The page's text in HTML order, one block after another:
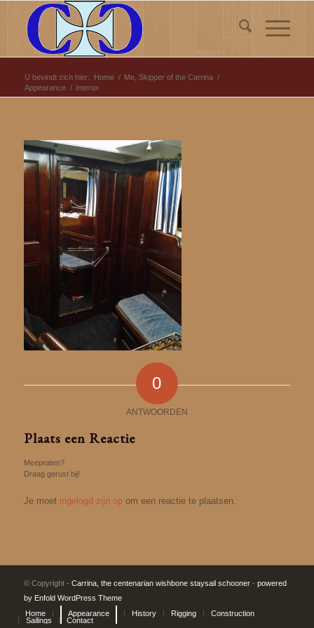
U bevindt zich hier: Home / Me, Skipper of the Carrina /
Appearance / Interior
0
ANTWOORDEN
Plaats een Reactie
Meepraten?
Draag gerust bij!
Je moet ingelogd zijn opom een reactie te plaatsen.
© Copyright - Carrina, the centenarian wishbone staysail schooner- powered
by Enfold WordPress Theme
Home
Appearance History Rigging
Construction
Sailings
Contact